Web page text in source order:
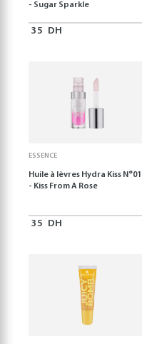
- Sugar Sparkle
35 DH
ESSENCE
Huile à lèvres Hydra Kiss N°01
- Kiss From A Rose
35 DH